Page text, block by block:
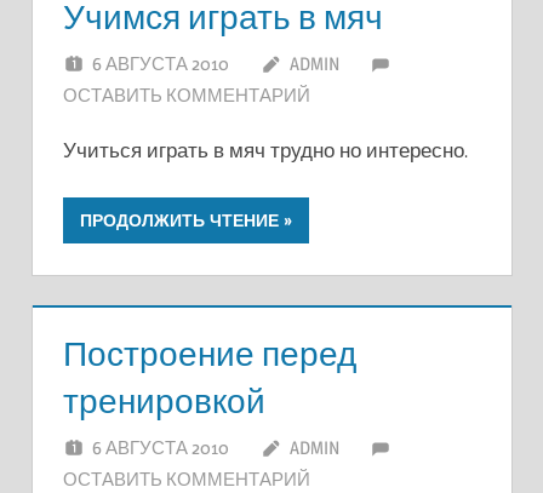
Учимся играть в мяч
6 АВГУСТА 2010
ADMIN
ОСТАВИТЬ КОММЕНТАРИЙ
Учиться играть в мяч трудно но интересно.
ПРОДОЛЖИТЬ ЧТЕНИЕ
Построение перед
тренировкой
6 АВГУСТА 2010
ADMIN
ОСТАВИТЬ КОММЕНТАРИЙ